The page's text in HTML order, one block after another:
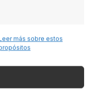
más sobre estos